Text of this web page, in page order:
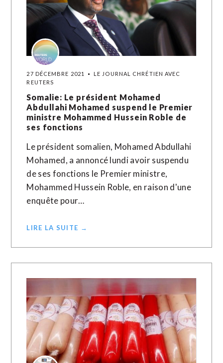
27 DÉCEMBRE 2021
LE JOURNAL CHRÉTIEN AVEC
REUTERS
Somalie: Le président Mohamed
Abdullahi Mohamed suspend le Premier
ministre Mohammed Hussein Roble de
ses fonctions
Le président somalien, Mohamed Abdullahi
Mohamed, a annoncé lundi avoir suspendu
de ses fonctions le Premier ministre,
Mohammed Hussein Roble, en raison d'une
enquête pour…
LIRE LA SUITE →